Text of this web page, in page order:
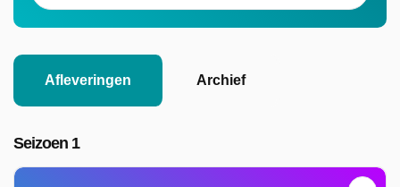
Afleveringen Archief
Seizoen 1